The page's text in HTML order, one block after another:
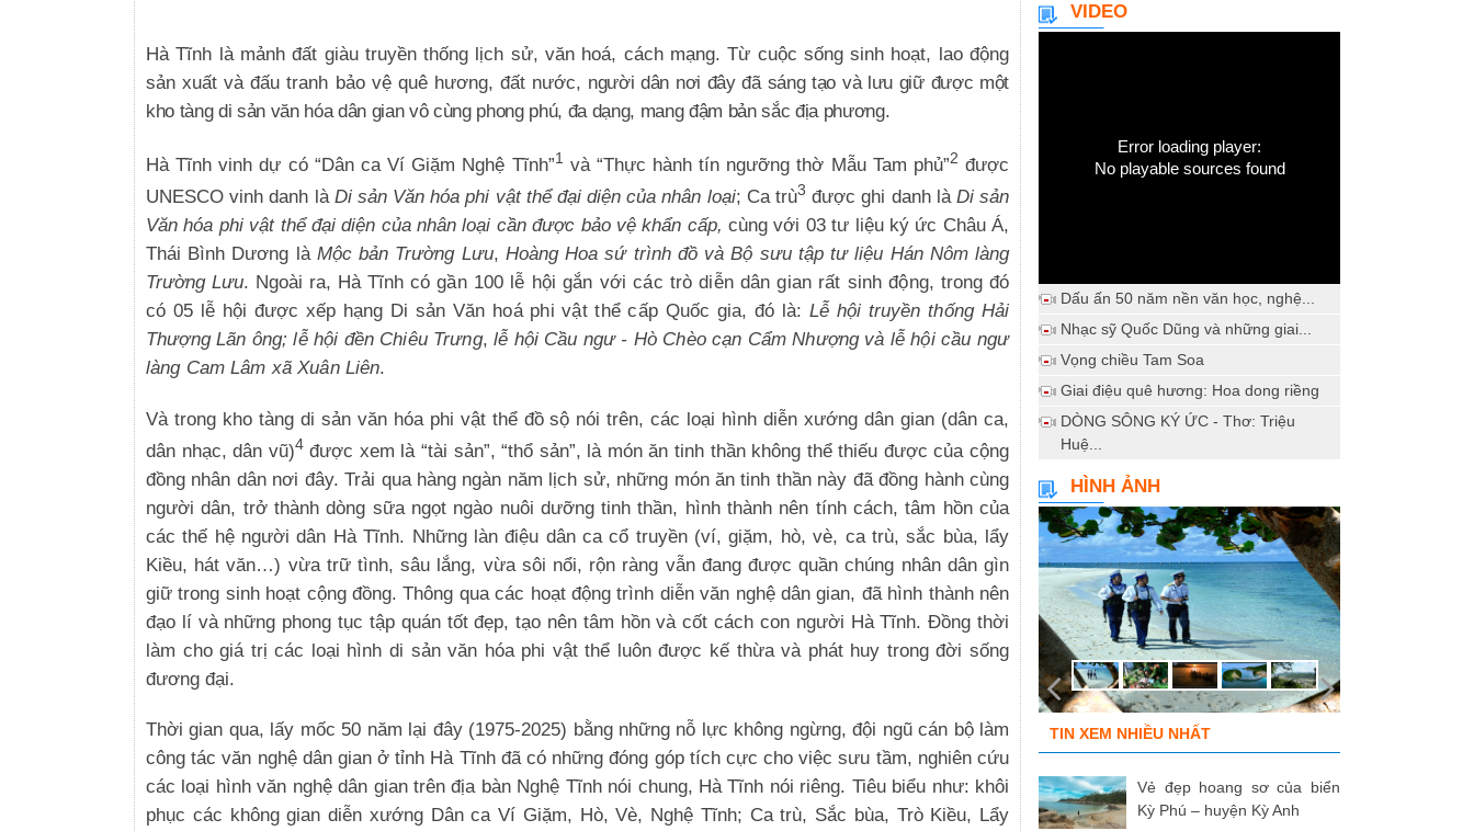
Hà Tĩnh là mảnh đất giàu truyền thống lịch sử, văn hoá, cách mạng. Từ cuộc sống sinh hoạt, lao động
sản xuất và đấu tranh bảo vệ quê hương, đất nước, người dân nơi đây đã sáng tạo và lưu giữ được một
kho tàng di sản văn hóa dân gian vô cùng phong phú, đa dạng, mang đậm bản sắc địa phương.
Hà Tĩnh vinh dự có “Dân ca Ví Giặm Nghệ Tĩnh”1 và “Thực hành tín ngưỡng thờ Mẫu Tam phủ”2 được
UNESCO vinh danh là Di sản Văn hóa phi vật thể đại diện của nhân loại; Ca trù3 được ghi danh là Di sản
Văn hóa phi vật thể đại diện của nhân loại cần được bảo vệ khẩn cấp, cùng với 03 tư liệu ký ức Châu Á,
Thái Bình Dương là Mộc bản Trường Lưu, Hoàng Hoa sứ trình đồ và Bộ sưu tập tư liệu Hán Nôm làng
Trường Lưu. Ngoài ra, Hà Tĩnh có gần 100 lễ hội gắn với các trò diễn dân gian rất sinh động,trong đó
có 05 lễ hội được xếp hạng Di sản Văn hoá phi vật thể cấp Quốc gia, đó là: Lễ hội truyền thống Hải
Thượng Lãn ông; lễ hội đền Chiêu Trưng, lễ hội Cầu ngư - Hò Chèo cạn Cẩm Nhượng và lễ hội cầu ngư
làng Cam Lâm xã Xuân Liên.
Và trong kho tàng di sản văn hóa phi vật thể đồ sộ nói trên, các loại hình diễn xướng dân gian (dân ca,
dân nhạc, dân vũ)4được xem là “tài sản”, “thổ sản”, là món ăn tinh thần không thể thiếu được củacộng
đồng nhân dân nơi đây. Trải qua hàng ngàn năm lịch sử, những món ăn tinh thần này đã đồng hành cùng
người dân, trở thành dòng sữa ngọt ngào nuôi dưỡng tinh thần, hình thành nên tính cách, tâm hồn của
các thế hệ người dân Hà Tĩnh. Những làn điệu dân ca cổ truyền (ví, giặm, hò, vè, ca trù, sắc bùa, lẩy
Kiều, hát văn…) vừa trữ tình, sâu lắng, vừa sôi nổi, rộn ràng vẫn đang được quần chúng nhân dân gìn
giữ trong sinh hoạt cộng đồng.Thông qua các hoạt động trình diễn văn nghệ dân gian, đã hình thành nên
đạo lí và những phong tục tập quán tốt đẹp, tạo nên tâm hồn và cốt cách con người Hà Tĩnh.Ðồng thời
làm cho giá trị các loại hình di sản văn hóa phi vật thể luôn được kế thừa và phát huy trong đời sống
đương đại.
Thời gian qua, lấy mốc 50 năm lại đây (1975-2025) bằng những nỗ lực không ngừng, đội ngũ cán bộ làm
công tác văn nghệ dân gian ở tỉnh Hà Tĩnh đã có những đóng góp tích cực cho việc sưu tầm, nghiên cứu
các loại hình văn nghệ dân gian trên địa bàn Nghệ Tĩnh nói chung, Hà Tĩnh nói riêng. Tiêu biểu như: khôi
phục các không gian diễn xướng Dân ca Ví Giặm, Hò, Vè, Nghệ Tĩnh; Ca trù, Sắc bùa, Trò Kiều, Lẩy
VIDEO
Error loading player:
No playable sources found
Dấu ấn 50 năm nền văn học, nghệ...
Nhạc sỹ Quốc Dũng và những giai...
Vọng chiều Tam Soa
Giai điệu quê hương: Hoa dong riềng
DÒNG SÔNG KÝ ỨC - Thơ: Triệu
Huệ...
HÌNH ẢNH
TIN XEM NHIỀU NHẤT
Vẻ đẹp hoang sơ của biển
Kỳ Phú – huyện Kỳ Anh